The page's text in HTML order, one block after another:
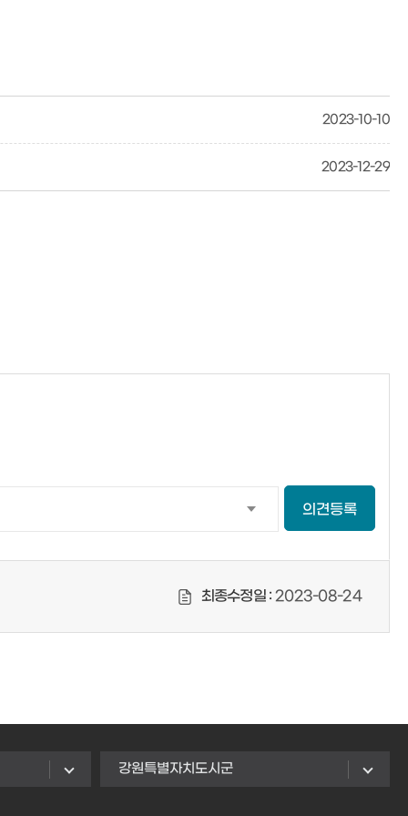
2023-10-10
2023-12-29
의견등록
최종수정일 : 2023-08-24
강원특별자치도시군